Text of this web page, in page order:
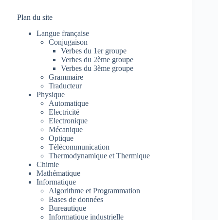
Plan du site
Langue française
Conjugaison
Verbes du 1er groupe
Verbes du 2ème groupe
Verbes du 3ème groupe
Grammaire
Traducteur
Physique
Automatique
Electricité
Electronique
Mécanique
Optique
Télécommunication
Thermodynamique et Thermique
Chimie
Mathématique
Informatique
Algorithme et Programmation
Bases de données
Bureautique
Informatique industrielle